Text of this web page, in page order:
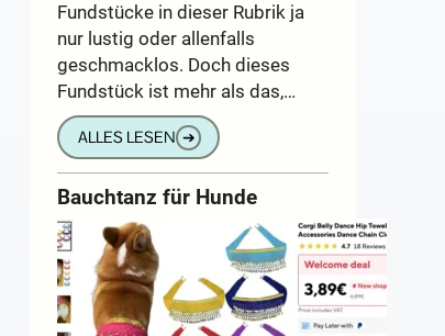
Fundstücke in dieser Rubrik ja
nur lustig oder allenfalls
geschmacklos. Doch dieses
Fundstück ist mehr als das,…
ALLES LESEN ➔
Bauchtanz für Hunde